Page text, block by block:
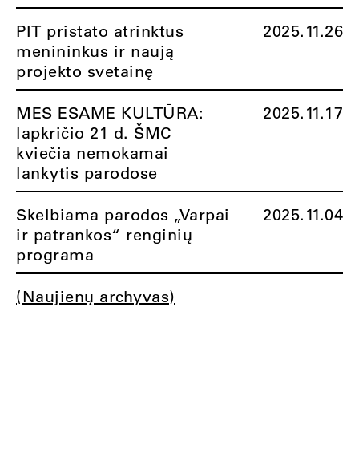
PIT pristato atrinktus
menininkus ir naują
projekto svetainę
2025.11.26
MES ESAME KULTŪRA:
lapkričio 21 d. ŠMC
kviečia nemokamai
lankytis parodose
2025.11.17
Skelbiama parodos „Varpai
ir patrankos“ renginių
programa
2025.11.04
(Naujienų archyvas)